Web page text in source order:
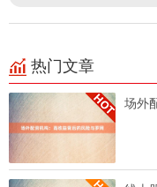
热门文章
场外